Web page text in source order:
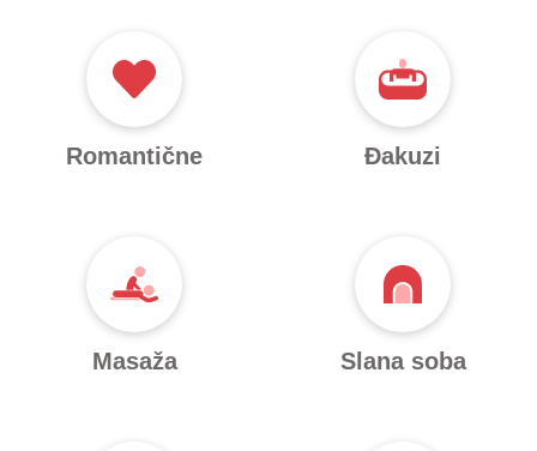
Romantične Đakuzi
Masaža Slana soba